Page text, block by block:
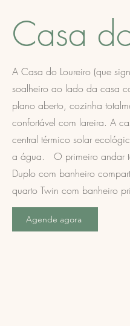
Casa
A Casa do Loureiro (que
soalheiro ao lado da casa
plano aberto, cozinha
confortável com lareira. A
central térmico solar
a água. O primeiro andar
Duplo com banheiro
quarto Twin com banheiro
Agende agora